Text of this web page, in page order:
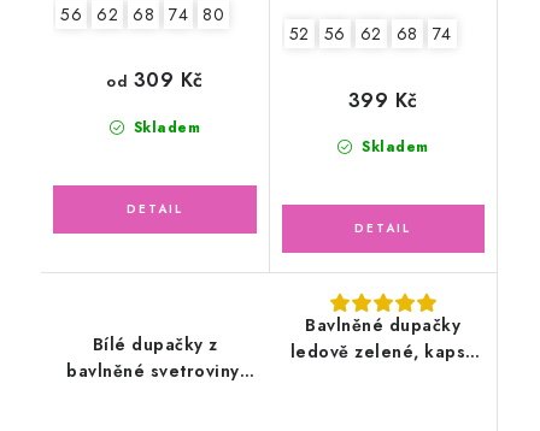
56 62 68 74 80
Skladem
od 309 Kč
52 56 62 68 74
Skladem
399 Kč
Bílé dupačky z
bavlněné svetroviny,
Bavlněné dupačky
ledově zelené, kapsa